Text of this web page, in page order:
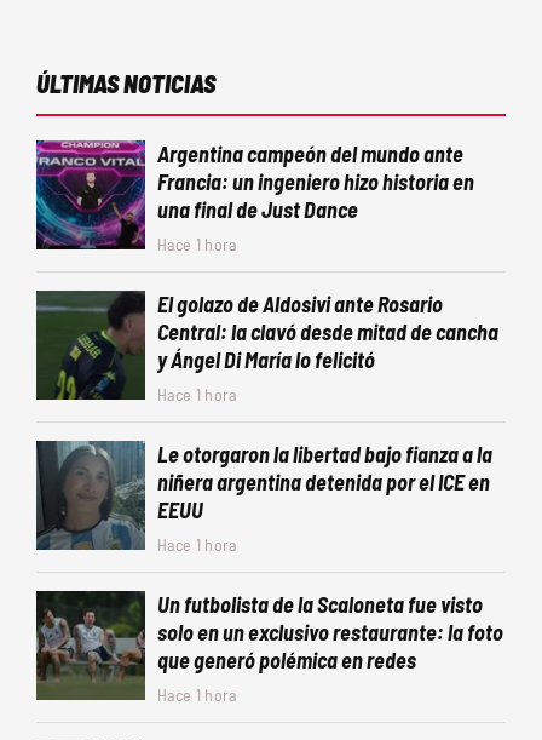
ÚLTIMAS NOTICIAS
Argentina campeón del mundo ante
Francia: un ingeniero hizo historia en
una final de Just Dance
Hace 1 hora
El golazo de Aldosivi ante Rosario
Central: la clavó desde mitad de cancha
y Ángel Di María lo felicitó
Hace 1 hora
Le otorgaron la libertad bajo fianza a la
niñera argentina detenida por el ICE en
EEUU
Hace 1 hora
Un futbolista de la Scaloneta fue visto
solo en un exclusivo restaurante: la foto
que generó polémica en redes
Hace 1 hora